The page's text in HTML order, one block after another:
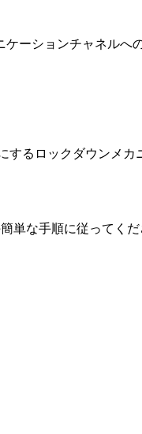
ーションチャネルへ
するロックダウンメ
単な手順に従ってくだ